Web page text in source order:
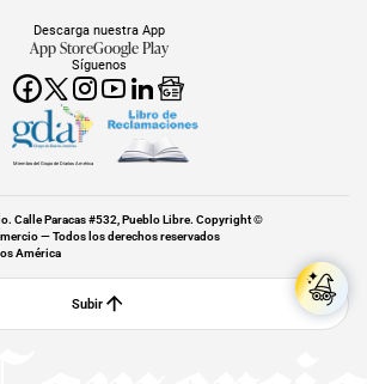
Síguenos
Descarga nuestra App
App StoreGoogle Play
Miembro del Grupo de Diarios América
Calle Paracas #532, Pueblo Libre. Copyright ©
— Todos los derechos reservados
América
Subir